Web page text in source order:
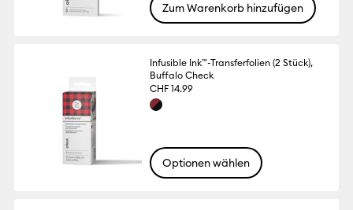
Zum Warenkorb hinzufügen
Infusible Ink™-Transferfolien (2 Stück),
Buffalo Check
CHF 14.99
Optionen wählen